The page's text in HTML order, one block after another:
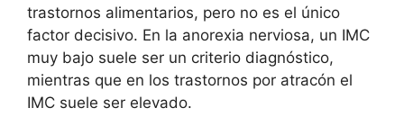
trastornos alimentarios, pero no es el único
factor decisivo. En la anorexia nerviosa, un IMC
muy bajo suele ser un criterio diagnóstico,
mientras que en los trastornos por atracón el
IMC suele ser elevado.